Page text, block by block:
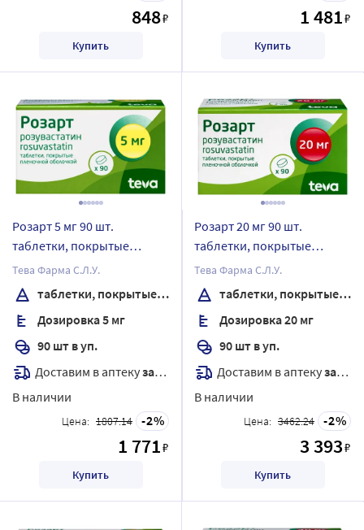
848₽
Купить
1 481₽
Купить
Розарт 5 мг 90 шт.
таблетки, покрытые
пленочной оболочкой
Тева Фарма С.Л.У.
таблетки, покрытые пленочной оболочкой
Дозировка 5 мг
90 шт в уп.
Доставим в аптекузавтра
В наличии
Цена: 1807.14 2
1 771₽
Купить
Розарт 20 мг 90 шт.
таблетки, покрытые
пленочной оболочкой
Тева Фарма С.Л.У.
таблетки, покрытые пленочной оболочкой
Дозировка 20 мг
90 шт в уп.
Доставим в аптекузавтра
В наличии
Цена: 3462.24 2
3 393₽
Купить